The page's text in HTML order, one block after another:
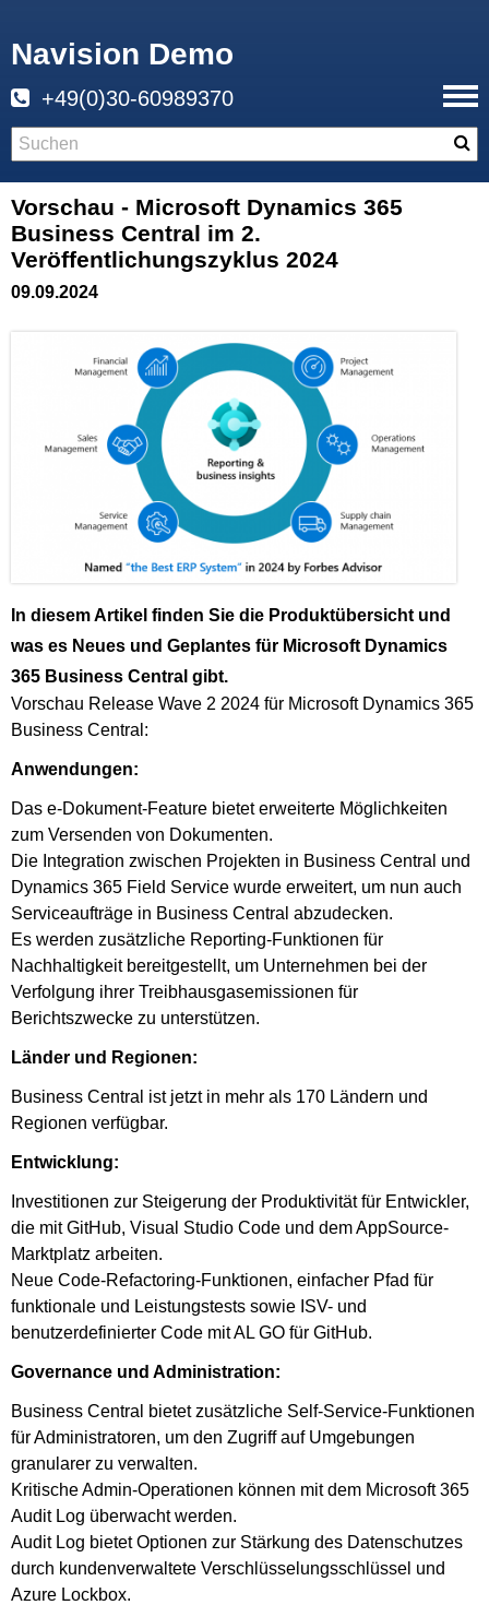
Navision Demo
+49(0)30-60989370
Vorschau - Microsoft Dynamics 365
Business Central im 2.
Veröffentlichungszyklus 2024
09.09.2024
In diesem Artikel finden Sie die Produktübersicht und
was es Neues und Geplantes für Microsoft Dynamics
365 Business Central gibt.
Vorschau Release Wave 2 2024 für Microsoft Dynamics 365
Business Central:
Anwendungen:
Das e-Dokument-Feature bietet erweiterte Möglichkeiten
zum Versenden von Dokumenten.
Die Integration zwischen Projekten in Business Central und
Dynamics 365 Field Service wurde erweitert, um nun auch
Serviceaufträge in Business Central abzudecken.
Es werden zusätzliche Reporting-Funktionen für
Nachhaltigkeit bereitgestellt, um Unternehmen bei der
Verfolgung ihrer Treibhausgasemissionen für
Berichtszwecke zu unterstützen.
Länder und Regionen:
Business Central ist jetzt in mehr als 170 Ländern und
Regionen verfügbar.
Entwicklung:
Investitionen zur Steigerung der Produktivität für Entwickler,
die mit GitHub, Visual Studio Code und dem AppSource-
Marktplatz arbeiten.
Neue Code-Refactoring-Funktionen, einfacher Pfad für
funktionale und Leistungstests sowie ISV- und
benutzerdefinierter Code mit AL GO für GitHub.
Governance und Administration:
Business Central bietet zusätzliche Self-Service-Funktionen
für Administratoren, um den Zugriff auf Umgebungen
granularer zu verwalten.
Kritische Admin-Operationen können mit dem Microsoft 365
Audit Log überwacht werden.
Audit Log bietet Optionen zur Stärkung des Datenschutzes
durch kundenverwaltete Verschlüsselungsschlüssel und
Azure Lockbox.